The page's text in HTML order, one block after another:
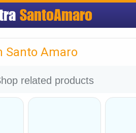
SantoAmaro
Santo Amaro